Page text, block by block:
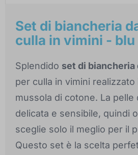
Set di biancheria
culla in vimini - blu
Splendido set di biancheria
per culla in vimini realizzato
mussola di cotone. La pelle
delicata e sensibile, quindi
sceglie solo il meglio per il
Questo set è la scelta